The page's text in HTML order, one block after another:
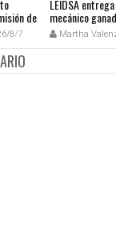
de
8/7
LEIDSA
mecánico
con el Loto
Martha